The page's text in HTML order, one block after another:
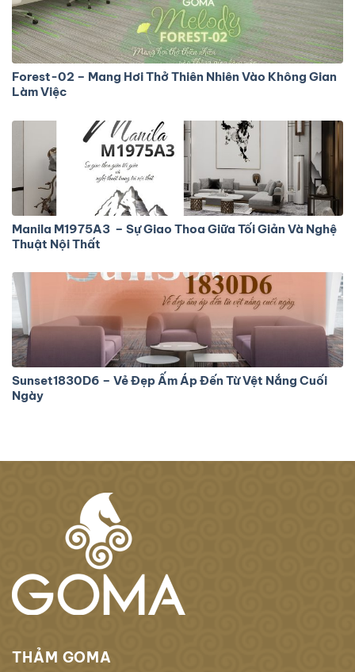
Forest-02 – Mang Hơi Thở Thiên Nhiên Vào Không Gian
Làm Việc
Manila M1975A3 – Sự Giao Thoa Giữa Tối Giản Và Nghệ
Thuật Nội Thất
Sunset1830D6 – Vẻ Đẹp Ấm Áp Đến Từ Vệt Nắng Cuối
Ngày
THẢM GOMA